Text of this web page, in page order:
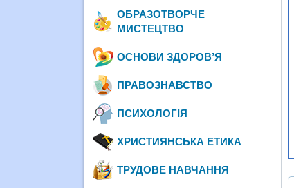
ОБРАЗОТВОРЧЕ
МИСТЕЦТВО
ОСНОВИ ЗДОРОВ’Я
ПРАВОЗНАВСТВО
ПСИХОЛОГІЯ
ХРИСТИЯНСЬКА ЕТИКА
ТРУДОВЕ НАВЧАННЯ